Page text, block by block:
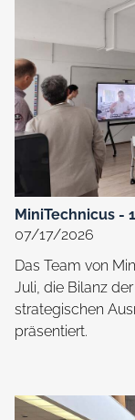
MiniTechnicus -
07/17/2026
Das Team von
Juli, die Bilanz
strategischen
präsentiert.